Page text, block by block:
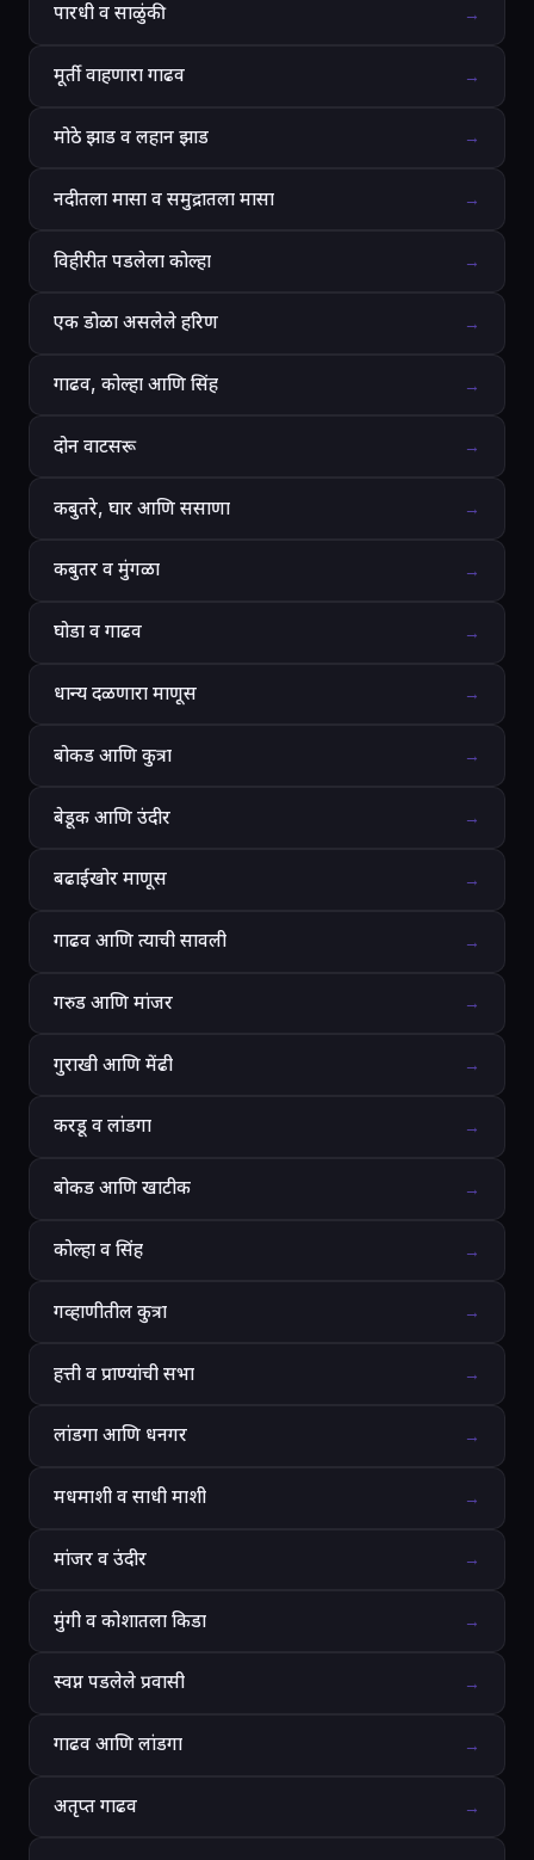
पारधी व साळुंकी →
मूर्ती वाहणारा गाढव →
मोठे झाड व लहान झाड →
नदीतला मासा व समुद्रातला मासा →
विहीरीत पडलेला कोल्हा →
एक डोळा असलेले हरिण →
गाढव, कोल्हा आणि सिंह →
दोन वाटसरू →
कबुतरे, घार आणि ससाणा →
कबुतर व मुंगळा →
घोडा व गाढव →
धान्य दळणारा माणूस →
बोकड आणि कुत्रा →
बेडूक आणि उंदीर →
बढाईखोर माणूस →
गाढव आणि त्याची सावली →
गरुड आणि मांजर →
गुराखी आणि मेंढी →
करडू व लांडगा →
बोकड आणि खाटीक →
कोल्हा व सिंह →
गव्हाणीतील कुत्रा →
हत्ती व प्राण्यांची सभा →
लांडगा आणि धनगर →
मधमाशी व साधी माशी →
मांजर व उंदीर →
मुंगी व कोशातला किडा →
स्वप्न पडलेले प्रवासी →
गाढव आणि लांडगा →
अतृप्त गाढव →